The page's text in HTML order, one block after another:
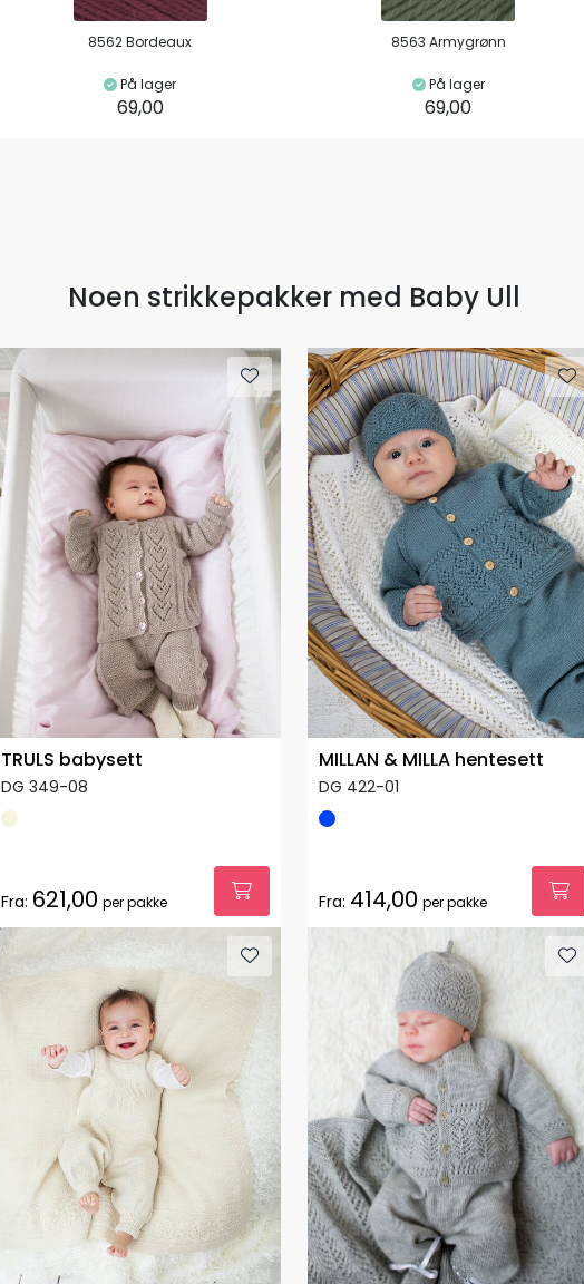
8562 Bordeaux
På lager
69,00
8563 Armygrønn
På lager
69,00
Noen strikkepakker med Baby Ull
TRULS babysett
DG 349-08
Fra: 621,00 per pakke
MILLAN & MILLA hentesett
DG 422-01
Fra: 414,00 per pakke